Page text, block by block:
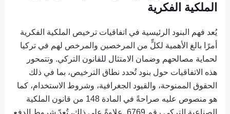
الملكية الفكرية
يُعد فهم البنود الرئيسية في اتفاقيات ترخيص الملكية الفكرية
أمرًا بالغ الأهمية لكلٍّ من المرخصين والمرخص لهم في تركيا
لحماية مصالحهم وضمان الامتثال للقانون التركي. وتتمحور
هذه الاتفاقيات حول بنود تُحدد نطاق الترخيص، بما في ذلك
الحقوق الممنوحة، والقيود الجغرافية، وشروط الاستخدام، كما
هو منصوص عليه صراحةً في المادة 148 من قانون الملكية
الصناعية التركي رقم 6769. علاوةً على ذلك، تُعدّ شروط الدفع